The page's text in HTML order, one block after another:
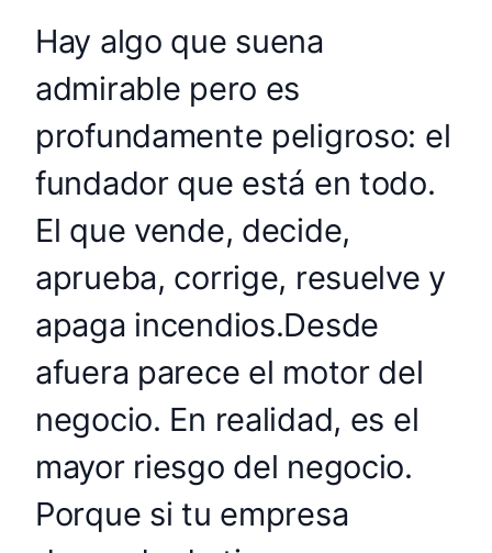
Hay algo que suena
admirable pero es
profundamente peligroso: el
fundador que está en todo.
El que vende, decide,
aprueba, corrige, resuelve y
apaga incendios.Desde
afuera parece el motor del
negocio. En realidad, es el
mayor riesgo del negocio.
Porque si tu empresa